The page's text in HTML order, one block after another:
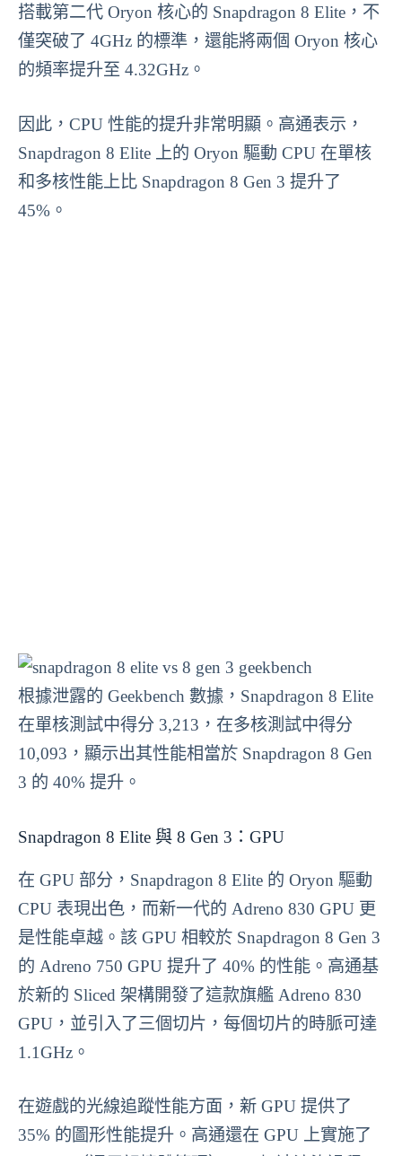
搭載第二代 Oryon 核心的 Snapdragon 8 Elite，不
僅突破了 4GHz 的標準，還能將兩個 Oryon 核心
的頻率提升至 4.32GHz。
因此，CPU 性能的提升非常明顯。高通表示，
Snapdragon 8 Elite 上的 Oryon 驅動 CPU 在單核
和多核性能上比 Snapdragon 8 Gen 3 提升了
45%。
根據泄露的 Geekbench 數據，Snapdragon 8 Elite
在單核測試中得分 3,213，在多核測試中得分
10,093，顯示出其性能相當於 Snapdragon 8 Gen
3 的 40% 提升。
Snapdragon 8 Elite 與 8 Gen 3：GPU
在 GPU 部分，Snapdragon 8 Elite 的 Oryon 驅動
CPU 表現出色，而新一代的 Adreno 830 GPU 更
是性能卓越。該 GPU 相較於 Snapdragon 8 Gen 3
的 Adreno 750 GPU 提升了 40% 的性能。高通基
於新的 Sliced 架構開發了這款旗艦 Adreno 830
GPU，並引入了三個切片，每個切片的時脈可達
1.1GHz。
在遊戲的光線追蹤性能方面，新 GPU 提供了
35% 的圖形性能提升。高通還在 GPU 上實施了